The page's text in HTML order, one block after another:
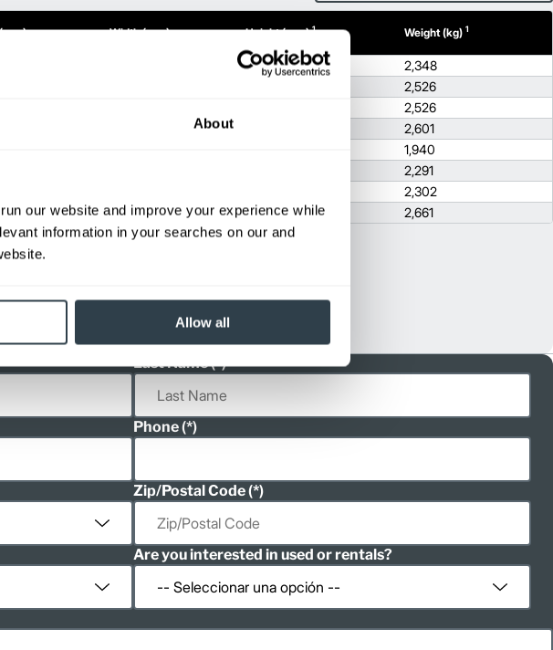
About
our website and improve your experience while
information in your searches on our and
Allow all
Width (mm) Height (mm)1 Weight (kg) 1
136.6
2,348
2,526
2,526
2,601
1,940
2,291
2,302
31.5 136.4
2,661
as an optional mast.
Last Name
Phone
Zip/Postal Code
Are you interested in used or rentals?